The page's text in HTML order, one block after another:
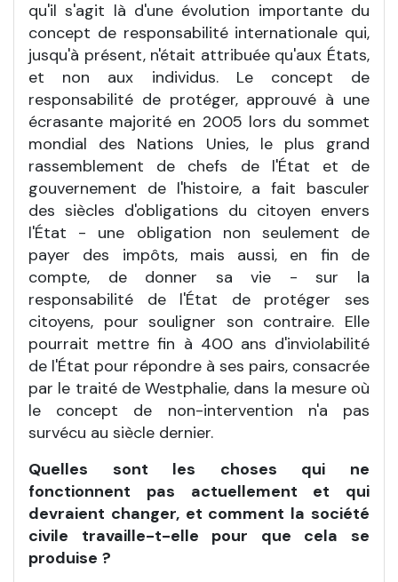
qu'il s'agit là d'une évolution importante du
concept de responsabilité internationale qui,
jusqu'à présent, n'était attribuée qu'aux États,
et non aux individus. Le concept de
responsabilité de protéger, approuvé à une
écrasante majorité en 2005 lors du sommet
mondial des Nations Unies, le plus grand
rassemblement de chefs de l'État et de
gouvernement de l'histoire, a fait basculer
des siècles d'obligations du citoyen envers
l'État - une obligation non seulement de
payer des impôts, mais aussi, en fin de
compte, de donner sa vie - sur la
responsabilité de l'État de protéger ses
citoyens, pour souligner son contraire. Elle
pourrait mettre fin à 400 ans d'inviolabilité
de l'État pour répondre à ses pairs, consacrée
par le traité de Westphalie, dans la mesure où
le concept de non-intervention n'a pas
survécu au siècle dernier.
Quelles sont les choses qui ne
fonctionnent pas actuellement et qui
devraient changer, et comment la société
civile travaille-t-elle pour que cela se
produise ?